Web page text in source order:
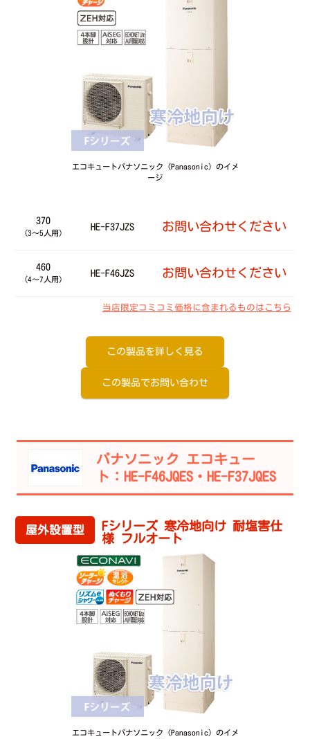
エコキュートパナソニック（Panasonic）のイメ
ージ
370
（3～5人用）
HE-F37JZS お問い合わせください
460
（4～7人用）
HE-F46JZS お問い合わせください
当店限定コミコミ価格に含まれるものはこちら
この製品を詳しく見る
この製品でお問い合わせ
パナソニック エコキュー
ト：HE-F46JQES・HE-F37JQES
屋外設置型
Fシリーズ 寒冷地向け 耐塩害仕
様 フルオート
エコキュートパナソニック（Panasonic）のイメ